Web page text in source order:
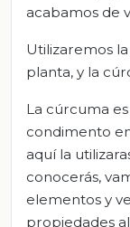
acabamos de
Utilizaremos
planta, y la
La cúrcuma
condimento
aquí la
conocerás,
elementos y
propiedades al